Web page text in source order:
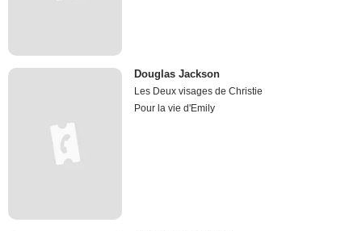
Douglas Jackson
Les Deux visages de Christie
Pour la vie d'Emily